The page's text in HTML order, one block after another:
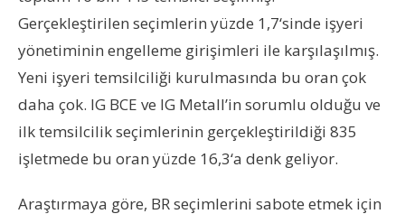
Gerçekleştirilen seçimlerin yüzde 1,7‘sinde işyeri
yönetiminin engelleme girişimleri ile karşılaşılmış.
Yeni işyeri temsilciliği kurulmasında bu oran çok
daha çok. IG BCE ve IG Metall’in sorumlu olduğu ve
ilk temsilcilik seçimlerinin gerçekleştirildiği 835
işletmede bu oran yüzde 16,3‘a denk geliyor.
Araştırmaya göre, BR seçimlerini sabote etmek için